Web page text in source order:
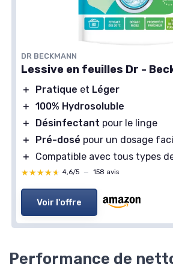
DR BECKMANN
Lessive en feuilles Dr -
＋ Pratique et Léger
＋ 100% Hydrosoluble
＋
Désinfectant pour le linge
＋
Pré-dosé pour un dosage
＋
Compatible avec tous types
★★★★★
★★★★★ 4,6/5 — 158 avis
Voir l'offre
Performance de